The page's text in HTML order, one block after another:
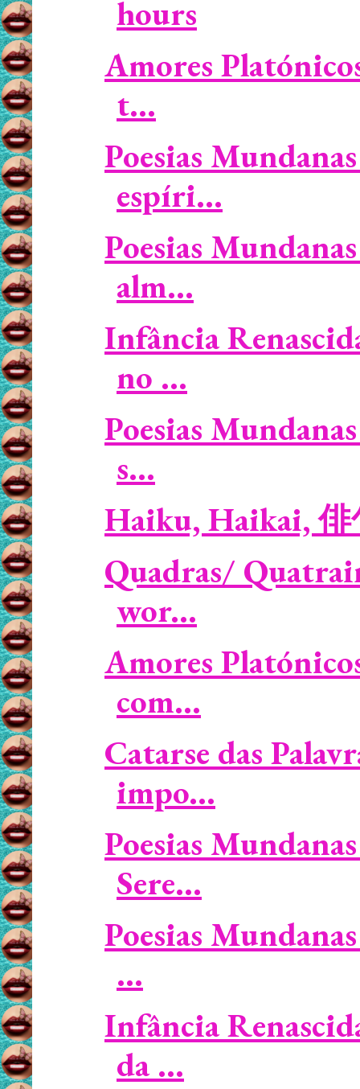
hours
Amores
t...
Poesias
espíri...
Poesias
alm...
Infância
no ...
Poesias
s...
Haiku, Haikai, 俳
Quadras/
wor...
Amores
com...
Catarse das
impo...
Poesias
Sere...
Poesias
...
Infância
da ...